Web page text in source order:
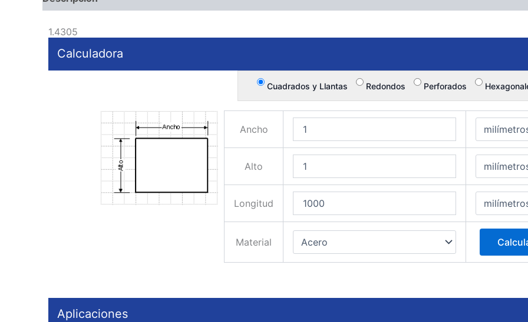
1.4305
Calculadora
Cuadrados y Llantas Redondos Perforados
Ancho
Alto
Longitud
Material
Aplicaciones